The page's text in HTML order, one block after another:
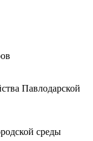
Павлодарской
среды